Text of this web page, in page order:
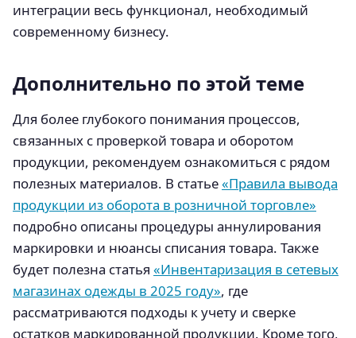
интеграции весь функционал, необходимый
современному бизнесу.
Дополнительно по этой теме
Для более глубокого понимания процессов,
связанных с проверкой товара и оборотом
продукции, рекомендуем ознакомиться с рядом
полезных материалов. В статье«Правила вывода
продукции из оборота в розничной торговле»
подробно описаны процедуры аннулирования
маркировки и нюансы списания товара. Также
будет полезна статья «Инвентаризация в сетевых
магазинах одежды в 2025 году», где
рассматриваются подходы к учету и сверке
остатков маркированной продукции. Кроме того,